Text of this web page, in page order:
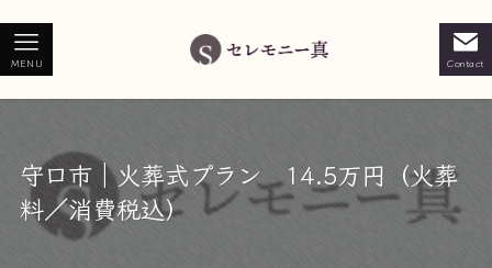
Contact
MENU
守口市｜火葬式プラン 14.5万円（火葬
料／消費税込）